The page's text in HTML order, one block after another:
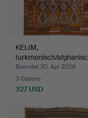
KELIM,
turkmenisch/
ca. 250x184…
Beendet 30. Apr 2026
3 Gebote
327 USD